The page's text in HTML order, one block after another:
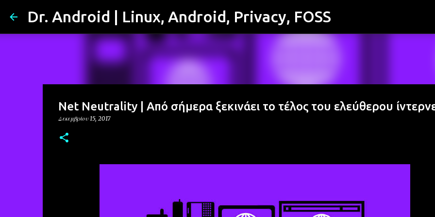
Μετάβαση στο κύριο περιεχόμενο
Dr. Android | Linux, Android, Privacy, FOSS
Net Neutrality | Από σήμερα ξεκινάει το τέλος του ελεύθερου
Δεκεμβρίου 15, 2017